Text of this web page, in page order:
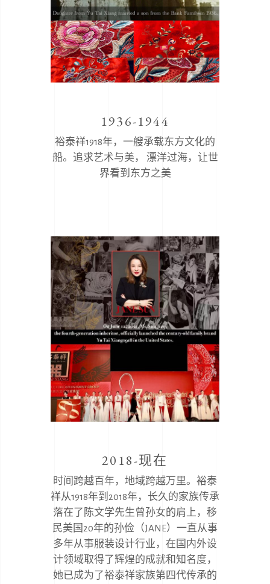
1936-1944
裕泰祥1918年，一艘承载东方文化的
船。追求艺术与美， 漂洋过海，让世
界看到东方之美
2018-现在
时间跨越百年，地域跨越万里。裕泰
祥从1918年到2018年，长久的家族传承
落在了陈文学先生曾孙女的肩上，移
民美国20年的孙俭（JANE）一直从事
多年从事服装设计行业，在国内外设
计领域取得了辉煌的成就和知名度，
她已成为了裕泰祥家族第四代传承的